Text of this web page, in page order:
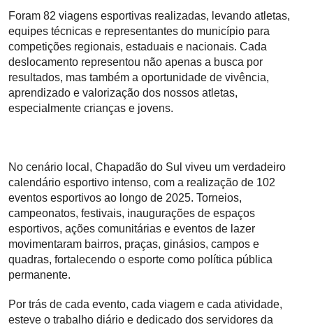
Foram 82 viagens esportivas realizadas, levando atletas,
equipes técnicas e representantes do município para
competições regionais, estaduais e nacionais. Cada
deslocamento representou não apenas a busca por
resultados, mas também a oportunidade de vivência,
aprendizado e valorização dos nossos atletas,
especialmente crianças e jovens.
No cenário local, Chapadão do Sul viveu um verdadeiro
calendário esportivo intenso, com a realização de 102
eventos esportivos ao longo de 2025. Torneios,
campeonatos, festivais, inaugurações de espaços
esportivos, ações comunitárias e eventos de lazer
movimentaram bairros, praças, ginásios, campos e
quadras, fortalecendo o esporte como política pública
permanente.
Por trás de cada evento, cada viagem e cada atividade,
esteve o trabalho diário e dedicado dos servidores da